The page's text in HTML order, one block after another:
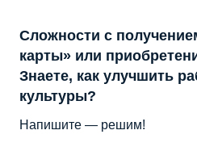
Сложности с
карты» или
Знаете, как улучшить
культуры?
Напишите — решим!